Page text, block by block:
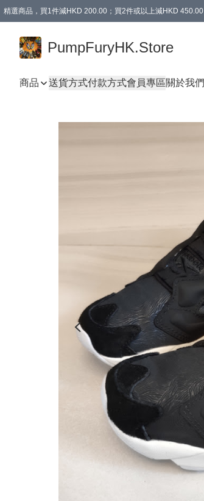
精選商品，買1件減HKD 200.00；買2件或以上減HKD 450.00
PumpFuryHK.Store
商品 送貨方式付款方式會員專區關於我們